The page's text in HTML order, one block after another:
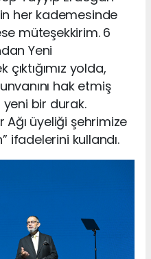
her kademesinde
müteşekkirim. 6
Yeni
yolda,
hak etmiş
yeni bir durak.
Ağı üyeliği şehrimize
ifadelerini kullandı.